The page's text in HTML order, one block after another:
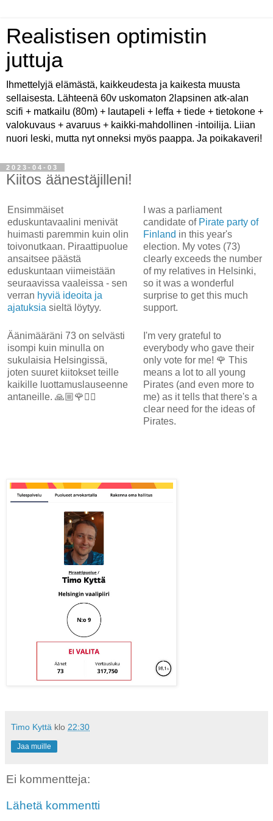
Realistisen optimistin
juttuja
Ihmettelyjä elämästä, kaikkeudesta ja kaikesta muusta
sellaisesta. Lähteenä 60v uskomaton 2lapsinen atk-alan
scifi + matkailu (80m) + lautapeli + leffa + tiede + tietokone +
valokuvaus + avaruus + kaikki-mahdollinen -intoilija. Liian
nuori leski, mutta nyt onneksi myös paappa. Ja poikakaveri!
2023-04-03
Kiitos äänestäjilleni!
Ensimmäiset
eduskuntavaalini menivät
huimasti paremmin kuin olin
toivonutkaan. Piraattipuolue
ansaitsee päästä
eduskuntaan viimeistään
seuraavissa vaaleissa - sen
verran hyviä ideoita ja
ajatuksia sieltä löytyy.
I was a parliament
candidate of Pirate party of
Finland in this year's
election. My votes (73)
clearly exceeds the number
of my relatives in Helsinki,
so it was a wonderful
surprise to get this much
support.
Äänimääräni 73 on selvästi
isompi kuin minulla on
sukulaisia Helsingissä,
joten suuret kiitokset teille
kaikille luottamuslauseenne
antaneille. 🙏🏼🌹🏴‍☠️
I'm very grateful to
everybody who gave their
only vote for me! 🌹 This
means a lot to all young
Pirates (and even more to
me) as it tells that there's a
clear need for the ideas of
Pirates.
Timo Kyttä klo 22:30
Jaa muille
Ei kommentteja:
Lähetä kommentti